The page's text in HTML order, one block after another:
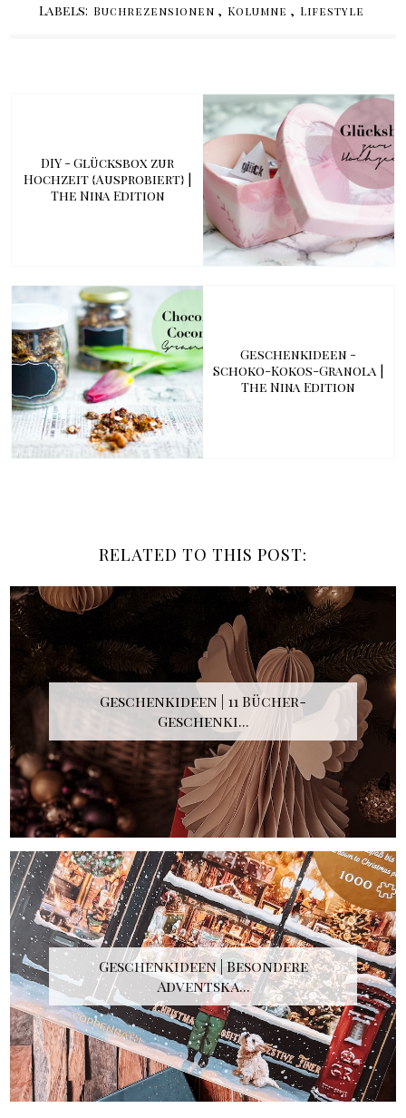
Labels: Buchrezensionen , Kolumne , Lifestyle
DIY - Glücksbox zur
Hochzeit {Ausprobiert} |
The Nina Edition
Geschenkideen -
Schoko-Kokos-Granola |
The Nina Edition
RELATED TO THIS POST:
Geschenkideen | 11 Bücher-
Geschenki...
Geschenkideen | Besondere
Adventska...